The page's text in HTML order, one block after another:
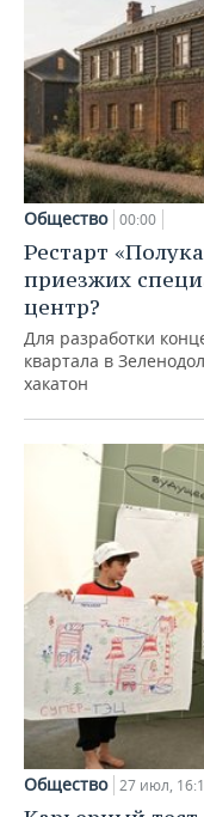
Общество 00:00
Рестарт
приезжих
центр?
Для разработки
квартала в
хакатон
Общество 27 июл,